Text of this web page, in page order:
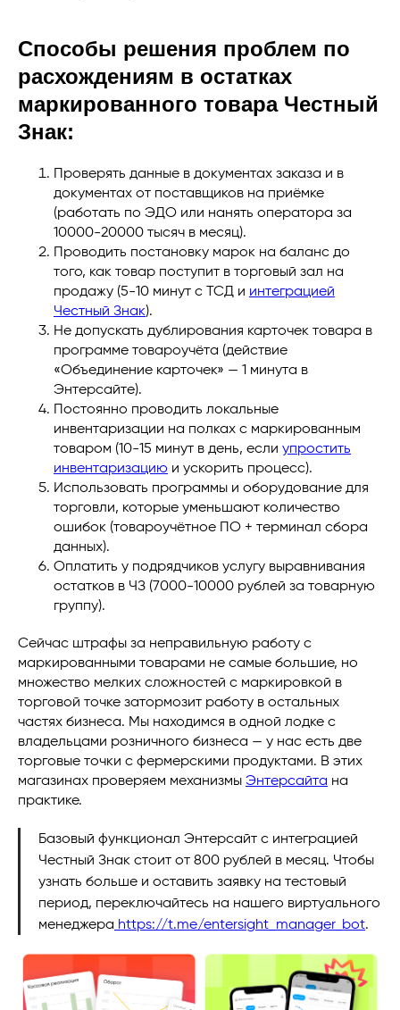
Способы решения проблем по
расхождениям в остатках
маркированного товара Честный
Знак:
Проверять данные в документах заказа и в
документах от поставщиков на приёмке
(работать по ЭДО или нанять оператора за
10000-20000 тысяч в месяц).
Проводить постановку марок на баланс до
того, как товар поступит в торговый зал на
продажу (5-10 минут с ТСД и интеграцией
Честный Знак).
Не допускать дублирования карточек товара в
программе товароучёта (действие
«Объединение карточек» — 1 минута в
Энтерсайте).
Постоянно проводить локальные
инвентаризации на полках с маркированным
товаром (10-15 минут в день, если упростить
инвентаризацию и ускорить процесс).
Использовать программы и оборудование для
торговли, которые уменьшают количество
ошибок (товароучётное ПО + терминал сбора
данных).
Оплатить у подрядчиков услугу выравнивания
остатков в ЧЗ (7000-10000 рублей за товарную
группу).
Сейчас штрафы за неправильную работу с
маркированными товарами не самые большие, но
множество мелких сложностей с маркировкой в
торговой точке затормозит работу в остальных
частях бизнеса. Мы находимся в одной лодке с
владельцами розничного бизнеса — у нас есть две
торговые точки с фермерскими продуктами. В этих
магазинах проверяем механизмы Энтерсайта на
практике.
Базовый функционал Энтерсайт с интеграцией
Честный Знак стоит от 800 рублей в месяц. Чтобы
узнать больше и оставить заявку на тестовый
период, переключайтесь на нашего виртуального
менеджера https://t.me/entersight_manager_bot.